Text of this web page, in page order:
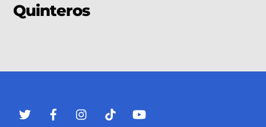
Quinteros